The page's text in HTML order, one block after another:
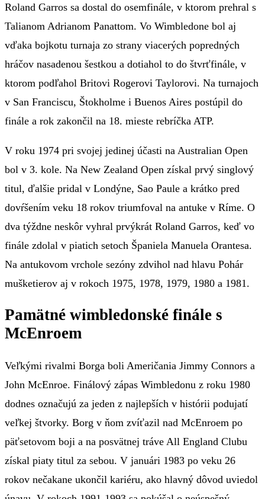
Roland Garros sa dostal do osemfinále, v ktorom prehral s
Talianom Adrianom Panattom. Vo Wimbledone bol aj
vďaka bojkotu turnaja zo strany viacerých popredných
hráčov nasadenou šestkou a dotiahol to do štvrťfinále, v
ktorom podľahol Britovi Rogerovi Taylorovi. Na turnajoch
v San Franciscu, Štokholme i Buenos Aires postúpil do
finále a rok zakončil na 18. mieste rebríčka ATP.
V roku 1974 pri svojej jedinej účasti na Australian Open
bol v 3. kole. Na New Zealand Open získal prvý singlový
titul, ďalšie pridal v Londýne, Sao Paule a krátko pred
dovŕšením veku 18 rokov triumfoval na antuke v Ríme. O
dva týždne neskôr vyhral prvýkrát Roland Garros, keď vo
finále zdolal v piatich setoch Španiela Manuela Orantesa.
Na antukovom vrchole sezóny zdvihol nad hlavu Pohár
mušketierov aj v rokoch 1975, 1978, 1979, 1980 a 1981.
Pamätné wimbledonské finále s
McEnroem
Veľkými rivalmi Borga boli Američania Jimmy Connors a
John McEnroe. Finálový zápas Wimbledonu z roku 1980
dodnes označujú za jeden z najlepších v histórii podujatí
veľkej štvorky. Borg v ňom zvíťazil nad McEnroem po
päťsetovom boji a na posvätnej tráve All England Clubu
získal piaty titul za sebou. V januári 1983 po veku 26
rokov nečakane ukončil kariéru, ako hlavný dôvod uviedol